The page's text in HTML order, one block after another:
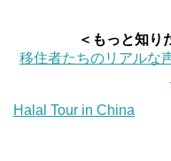
＜もっと知り
移住者たちのリアルな
Halal Tour in China